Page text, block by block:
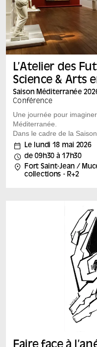
L’Atelier des
Science & Arts
Saison Méditerranée
Conférence
Une journée pour
Méditerranée.
Dans le cadre de la
lien avec l’exposition
inventions et
imaginer les futurs
journée s’articule autour
Le lundi 18 mai 2026
de 09h30 à 17h30
Fort Saint-Jean /
collections - R+2